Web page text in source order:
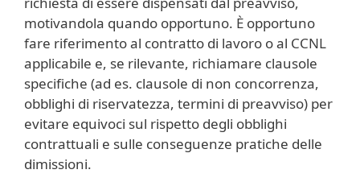
motivandola quando opportuno. È opportuno
fare riferimento al contratto di lavoro o al CCNL
applicabile e, se rilevante, richiamare clausole
specifiche (ad es. clausole di non concorrenza,
obblighi di riservatezza, termini di preavviso) per
evitare equivoci sul rispetto degli obblighi
contrattuali e sulle conseguenze pratiche delle
dimissioni.